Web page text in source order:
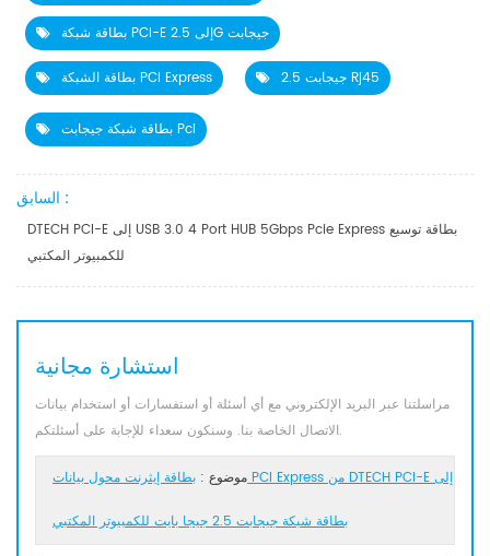
بطاقة شبكة PCI-E إلى 2.5G جيجابت
بطاقة الشبكة PCI Express 2.5 جيجابت Rj45
بطاقة شبكة جيجابت Pci
السابق :
DTECH PCI-E إلى USB 3.0 4 Port HUB 5Gbps Pcie Express بطاقة توسيع
للكمبيوتر المكتبي
استشارة مجانية
مراسلتنا عبر البريد الإلكتروني مع أي أسئلة أو استفسارات أو استخدام بيانات
الاتصال الخاصة بنا. وسنكون سعداء للإجابة على أسئلتكم.
موضوع : بطاقة إيثرنت محول بيانات PCI Express من DTECH PCI-E إلى
بطاقة شبكة جيجابت 2.5 جيجا بايت للكمبيوتر المكتبي